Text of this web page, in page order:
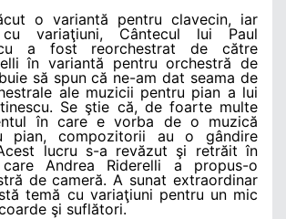
o variantă pentru clavecin, iar
variaţiuni, Cântecul lui Paul
a fost reorchestrat de către
în variantă pentru orchestră de
să spun că ne-am dat seama de
ale muzicii pentru pian a lui
Se ştie că, de foarte multe
în care e vorba de o muzică
pian, compozitorii au o gândire
lucru s-a revăzut şi retrăit în
Andrea Riderelli a propus-o
de cameră. A sunat extraordinar
temă cu variaţiuni pentru un mic
şi suflători.